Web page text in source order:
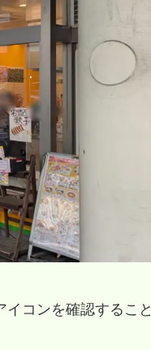
コンを確認すること